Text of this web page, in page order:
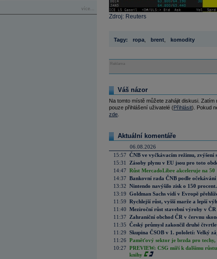
více...
Zdroj: Reuters
Tagy: ropa brent komodity
Reklama
Váš názor
Na tomto místě můžete zahájit diskusi.
pouze přihlášení uživatelé (Přihlásit). Pokud
zde
Aktuální komentáře
06.08.2026
15:57 ČNB ve vyčkávacím režimu, zvýšení
15:31
Zásoby plynu v EU jsou pro toto
14:47 Růst MercadoLibre akceleruje na
14:37 Bankovní rada ČNB podle
13:32 Nintendo navýšilo zisk o 150
13:19 Goldman Sachs vidí v Evropě
11:59 Rychlejší růst, vyšší marže a lepší
11:40 Meziroční růst stavební výroby v
11:37
Zahraniční obchod ČR v červnu
11:35 Český průmysl zakončil druhé
11:29 Skupina ČSOB v 1. pololetí: Velký
11:26 Paměťový sektor je brzda pro techy,
10:27 PREVIEW: CSG míří k dalšímu
knihy